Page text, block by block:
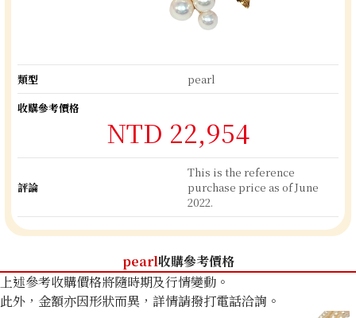
類型
pearl
收購參考價格
NTD 22,954
評論
This is the reference
purchase price as of June
2022.
pearl收購參考價格
上述參考收購價格將隨時期及行情變動。
此外，金額亦因形狀而異，詳情請撥打電話洽詢。